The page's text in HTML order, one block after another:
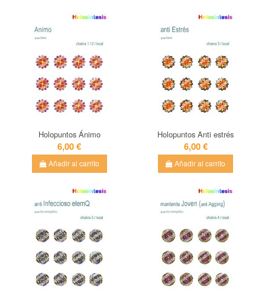
Holopuntos Ánimo
6,00 €
Añadir al carrito
Holopuntos Anti estrés
6,00 €
Añadir al carrito